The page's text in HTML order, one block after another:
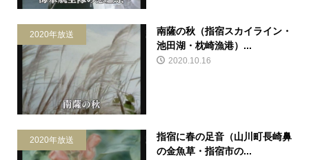
2020年放送
南薩の秋（指宿スカイライン・
池田湖・枕崎漁港）...
2020.10.16
2020年放送
指宿に春の足音（山川町長崎鼻
の金魚草・指宿市の...